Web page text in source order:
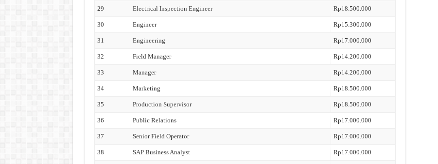
29 Electrical Inspection Engineer Rp18.500.000
30 Engineer Rp15.300.000
31 Engineering Rp17.000.000
32 Field Manager Rp14.200.000
33 Manager Rp14.200.000
34 Marketing Rp18.500.000
35 Production Supervisor Rp18.500.000
36 Public Relations Rp17.000.000
37 Senior Field Operator Rp17.000.000
38 SAP Business Analyst Rp17.000.000